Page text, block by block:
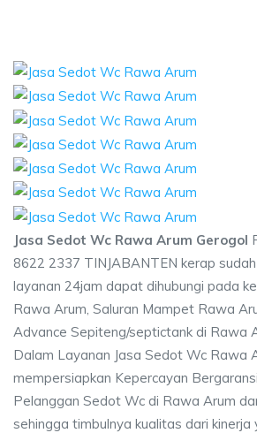
Jasa Sedot Wc Rawa Arum Gerogol
8622 2337 TINJABANTEN kerap
layanan 24jam dapat dihubungi pada
Rawa Arum, Saluran Mampet Rawa
Advance Sepiteng/septictank di Rawa
Dalam Layanan Jasa Sedot Wc Rawa
mempersiapkan Kepercayan
Pelanggan Sedot Wc di Rawa Arum
sehingga timbulnya kualitas dari kinerja